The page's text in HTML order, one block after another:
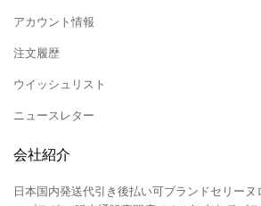
アカウント情報
注文履歴
ウイッシュリスト
ニュースレター
会社紹介
日本国内発送代引き後払い可ブランドセリー